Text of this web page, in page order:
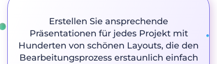
Erstellen Sie ansprechende
Präsentationen für jedes Projekt mit
Hunderten von schönen Layouts, die den
Bearbeitungsprozess erstaunlich einfach